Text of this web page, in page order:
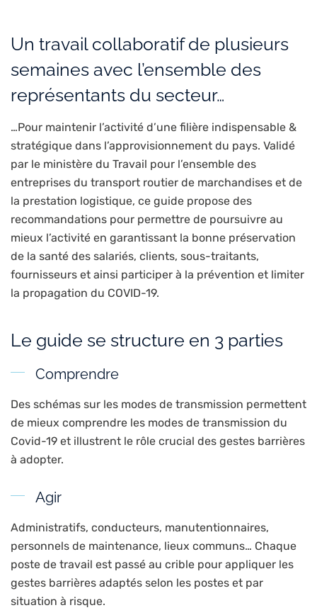
Un travail collaboratif de plusieurs
semaines avec l’ensemble des
représentants du secteur…
…Pour maintenir l’activité d’une filière indispensable &
stratégique dans l’approvisionnement du pays. Validé
par le ministère du Travail pour l’ensemble des
entreprises du transport routier de marchandises et de
la prestation logistique, ce guide propose des
recommandations pour permettre de poursuivre au
mieux l’activité en garantissant la bonne préservation
de la santé des salariés, clients, sous-traitants,
fournisseurs et ainsi participer à la prévention et limiter
la propagation du COVID-19.
Le guide se structure en 3 parties
Comprendre
Des schémas sur les modes de transmission permettent
de mieux comprendre les modes de transmission du
Covid-19 et illustrent le rôle crucial des gestes barrières
à adopter.
Agir
Administratifs, conducteurs, manutentionnaires,
personnels de maintenance, lieux communs… Chaque
poste de travail est passé au crible pour appliquer les
gestes barrières adaptés selon les postes et par
situation à risque.